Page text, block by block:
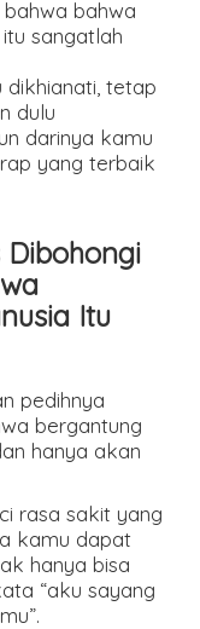
bahwa
sangatlah
tetap
dulu
darinya kamu
yang terbaik
Itu
pedihnya
bergantung
hanya akan
rasa sakit yang
kamu dapat
hanya bisa
“aku sayang